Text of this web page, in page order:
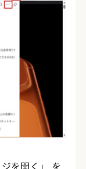
を開く」 を